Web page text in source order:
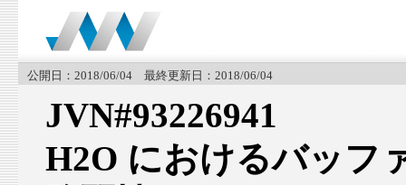
公開日：2018/06/04 最終更新日：2018/06/04
JVN#93226941
H2O におけるバッフ